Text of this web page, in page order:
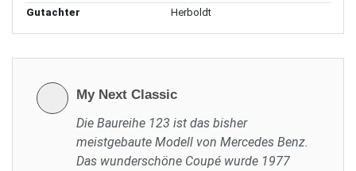
My Next Classic
Die Baureihe 123 ist das bisher
meistgebaute Modell von Mercedes Benz.
Das wunderschöne Coupé wurde 1977
Gutachter
Herboldt